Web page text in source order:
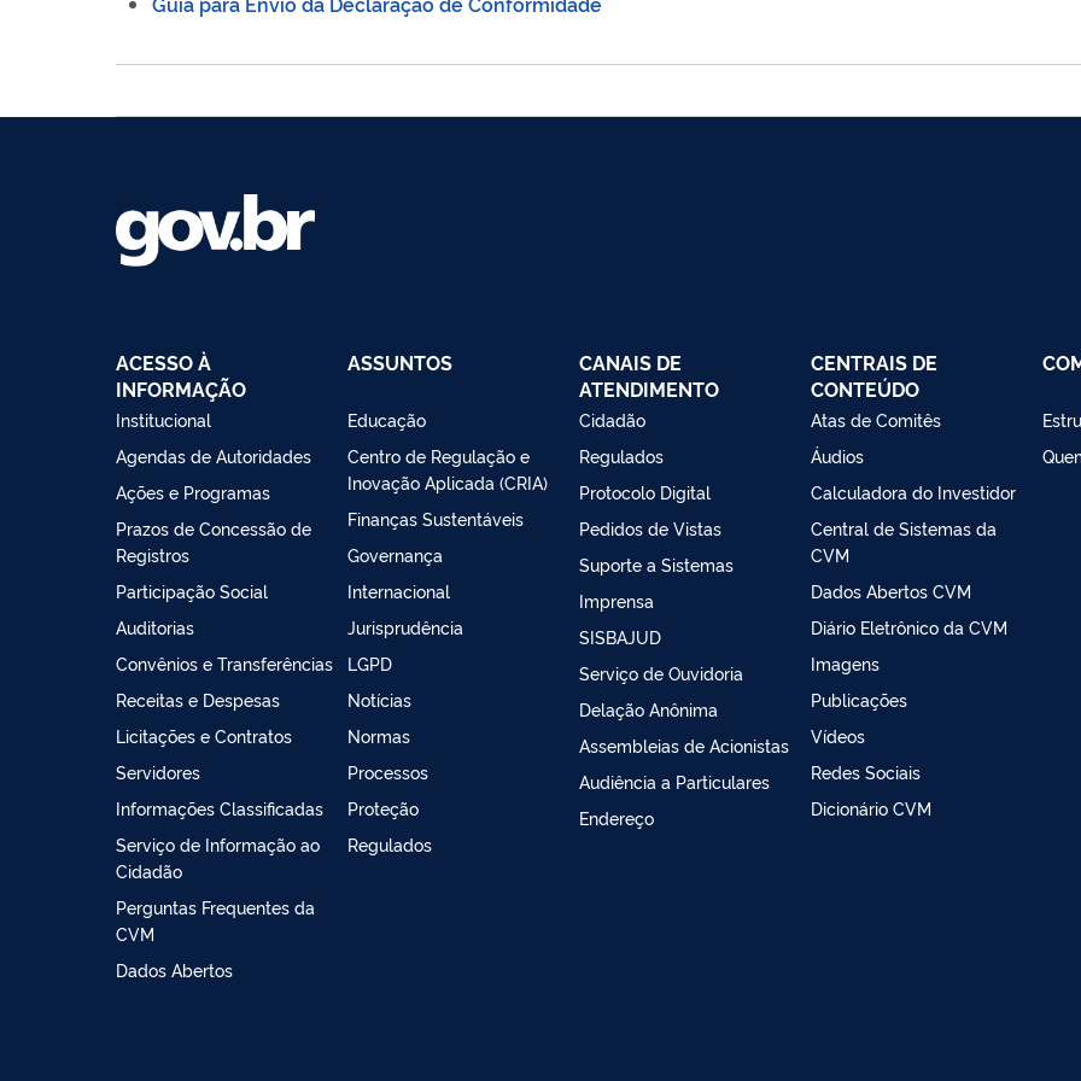
ACESSO À
INFORMAÇÃO
Institucional
Agendas de Autoridades
Ações e Programas
Prazos de Concessão de
Registros
Participação Social
Auditorias
Convênios e Transferências
Receitas e Despesas
Licitações e Contratos
Servidores
Informações Classificadas
Serviço de Informação ao
Cidadão
Perguntas Frequentes da
CVM
Dados Abertos
ASSUNTOS
Educação
Centro de Regulação e
Inovação Aplicada (CRIA)
Finanças Sustentáveis
Governança
Internacional
Jurisprudência
LGPD
Notícias
Normas
Processos
Proteção
Regulados
CANAIS DE
ATENDIMENTO
Cidadão
Regulados
Protocolo Digital
Pedidos de Vistas
Suporte a Sistemas
Imprensa
SISBAJUD
Serviço de Ouvidoria
Delação Anônima
Assembleias de Acionistas
Audiência a Particulares
Endereço
CENTRAIS DE
CONTEÚDO
Atas de Comitês
Áudios
Calculadora do Investidor
Central de Sistemas da
CVM
Dados Abertos CVM
Diário Eletrônico da CVM
Imagens
Publicações
Vídeos
Redes Sociais
Dicionário CVM